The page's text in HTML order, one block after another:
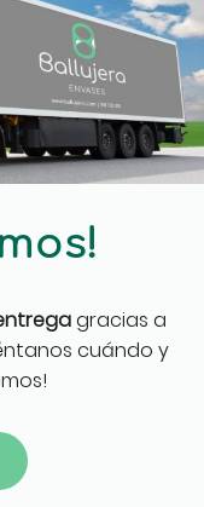
gracias a
cuándo y